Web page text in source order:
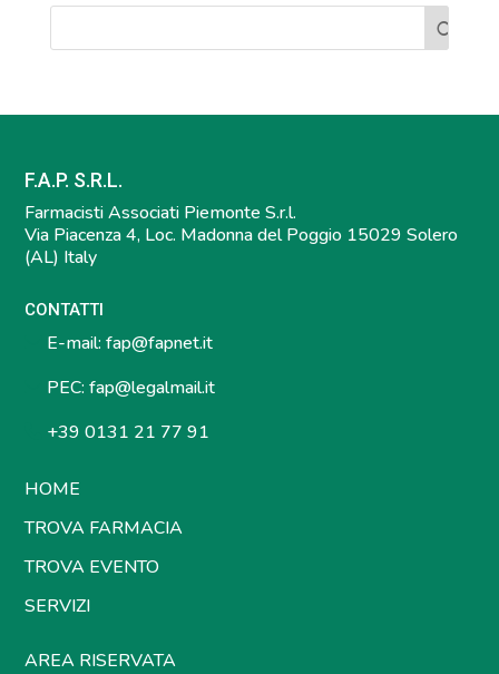
F.A.P. S.R.L.
Farmacisti Associati Piemonte S.r.l.
Via Piacenza 4, Loc. Madonna del Poggio 15029 Solero
(AL) Italy
CONTATTI
E-mail: fap@fapnet.it
PEC: fap@legalmail.it
+39 0131 21 77 91
HOME
TROVA FARMACIA
TROVA EVENTO
SERVIZI
AREA RISERVATA